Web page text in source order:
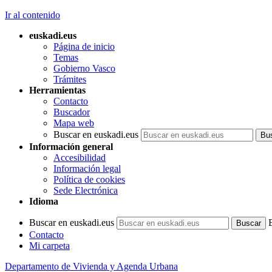
Ir al contenido
euskadi.eus
Página de inicio
Temas
Gobierno Vasco
Trámites
Herramientas
Contacto
Buscador
Mapa web
Buscar en euskadi.eus
Información general
Accesibilidad
Información legal
Política de cookies
Sede Electrónica
Idioma
Buscar en euskadi.eus
Contacto
Mi carpeta
Departamento de Vivienda y Agenda Urbana